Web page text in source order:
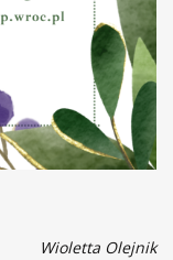
Wioletta Olejnik